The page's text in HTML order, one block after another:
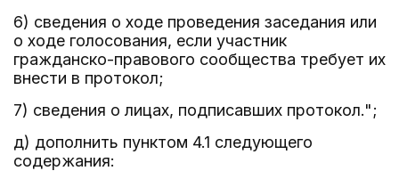
6) сведения о ходе проведения заседания или
о ходе голосования, если участник
гражданско-правового сообщества требует их
внести в протокол;
7) сведения о лицах, подписавших протокол.";
д) дополнить пунктом 4.1 следующего
содержания: